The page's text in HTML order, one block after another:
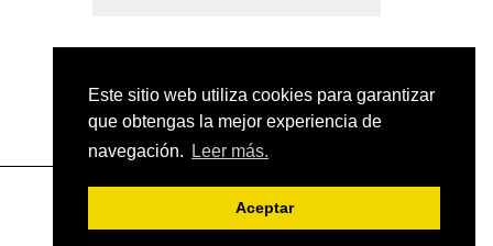
Este sitio web utiliza cookies para garantizar
que obtengas la mejor experiencia de
navegación.
Leer más.
Aceptar